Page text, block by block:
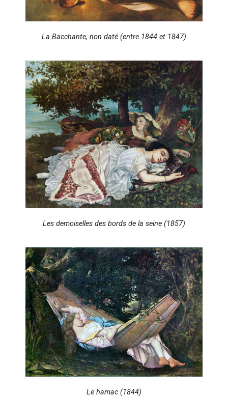
La Bacchante, non daté (entre 1844 et 1847)
Les demoiselles des bords de la seine (1857)
Le hamac (1844)